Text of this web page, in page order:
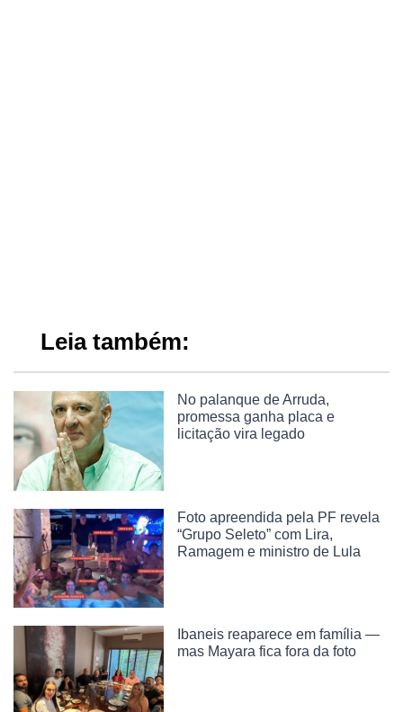
Leia também:
No palanque de Arruda,
promessa ganha placa e
licitação vira legado
Foto apreendida pela PF revela
“Grupo Seleto” com Lira,
Ramagem e ministro de Lula
Ibaneis reaparece em família —
mas Mayara fica fora da foto